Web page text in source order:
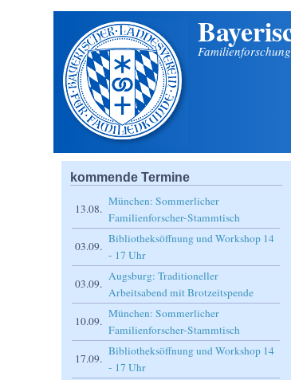
kommende Termine
13.08.
München: Sommerlicher
Familienforscher-Stammtisch
03.09.
Bibliotheksöffnung und Workshop 14
- 17 Uhr
03.09.
Augsburg: Traditioneller
Arbeitsabend mit Brotzeitspende
10.09.
München: Sommerlicher
Familienforscher-Stammtisch
17.09.
Bibliotheksöffnung und Workshop 14
- 17 Uhr